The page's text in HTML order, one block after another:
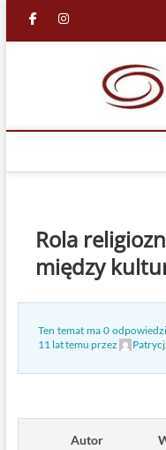
facebook
in
Rola
między
Ten temat ma 0
11 lat temu przez
Autor